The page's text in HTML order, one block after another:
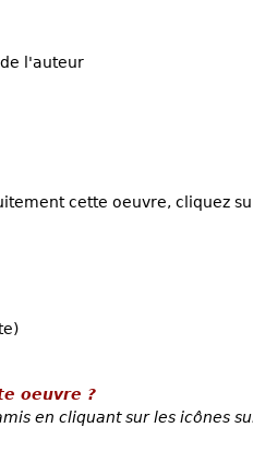
l'auteur
cette oeuvre, cliquez
oeuvre ?
en cliquant sur les icônes